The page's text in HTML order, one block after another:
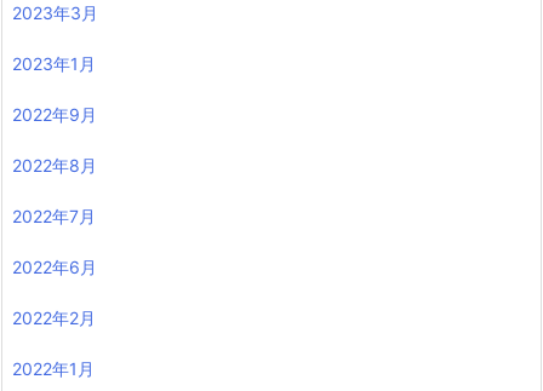
2023年3月
2023年1月
2022年9月
2022年8月
2022年7月
2022年6月
2022年2月
2022年1月